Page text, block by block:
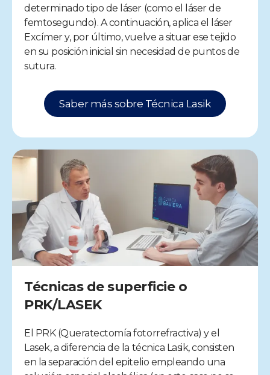
determinado tipo de láser (como el láser de
femtosegundo). A continuación, aplica el láser
Excímer y, por último, vuelve a situar ese tejido
en su posición inicial sin necesidad de puntos de
sutura.
Saber más sobre Técnica Lasik
Técnicas de superficie o
PRK/LASEK
El PRK (Queratectomía fotorrefractiva) y el
Lasek, a diferencia de la técnica Lasik, consisten
en la separación del epitelio empleando una